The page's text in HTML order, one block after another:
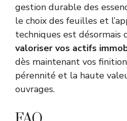
gestion durable des
le choix des feuilles et
techniques est désormais
valoriser vos actifs
dès maintenant vos
pérennité et la haute
ouvrages.